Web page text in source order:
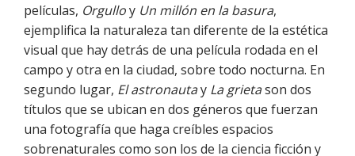
películas, Orgulloy Un millón en la basura,
ejemplifica la naturaleza tan diferente de la estética
visual que hay detrás de una película rodada en el
campo y otra en la ciudad, sobre todo nocturna. En
segundo lugar, El astronautay La grietason dos
títulos que se ubican en dos géneros que fuerzan
una fotografía que haga creíbles espacios
sobrenaturales como son los de la ciencia ficción y